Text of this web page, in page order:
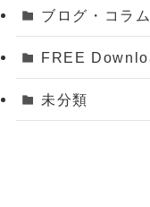
ブログ・コラム
FREE
未分類